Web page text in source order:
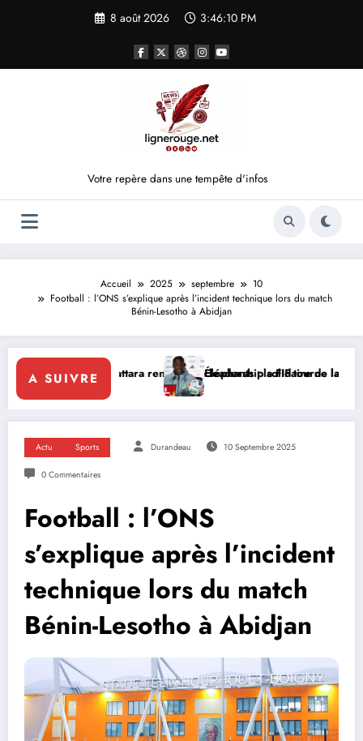
8 août 2026 3:46:10 PM
Votre repère dans une tempête d'infos
Accueil 2025 septembre
10
Football : l’ONS s’explique après l’incident technique lors du match
Bénin-Lesotho à Abidjan
A SUIVRE
Ouattara renforce le leadership solidaire de la Côte d’Ivoire en
Éléphants : la FIF tourne la page Emerse Faé
Actu Sports Durandeau 10 Septembre 2025
0 Commentaires
Football : l’ONS
s’explique après l’incident
technique lors du match
Bénin-Lesotho à Abidjan